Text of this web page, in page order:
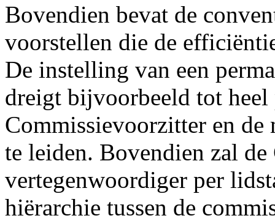
Bovendien bevat de
voorstellen die de
De instelling van een
dreigt bijvoorbeeld tot heel
Commissievoorzitter en
te leiden. Bovendien zal
vertegenwoordiger per
hiërarchie tussen de